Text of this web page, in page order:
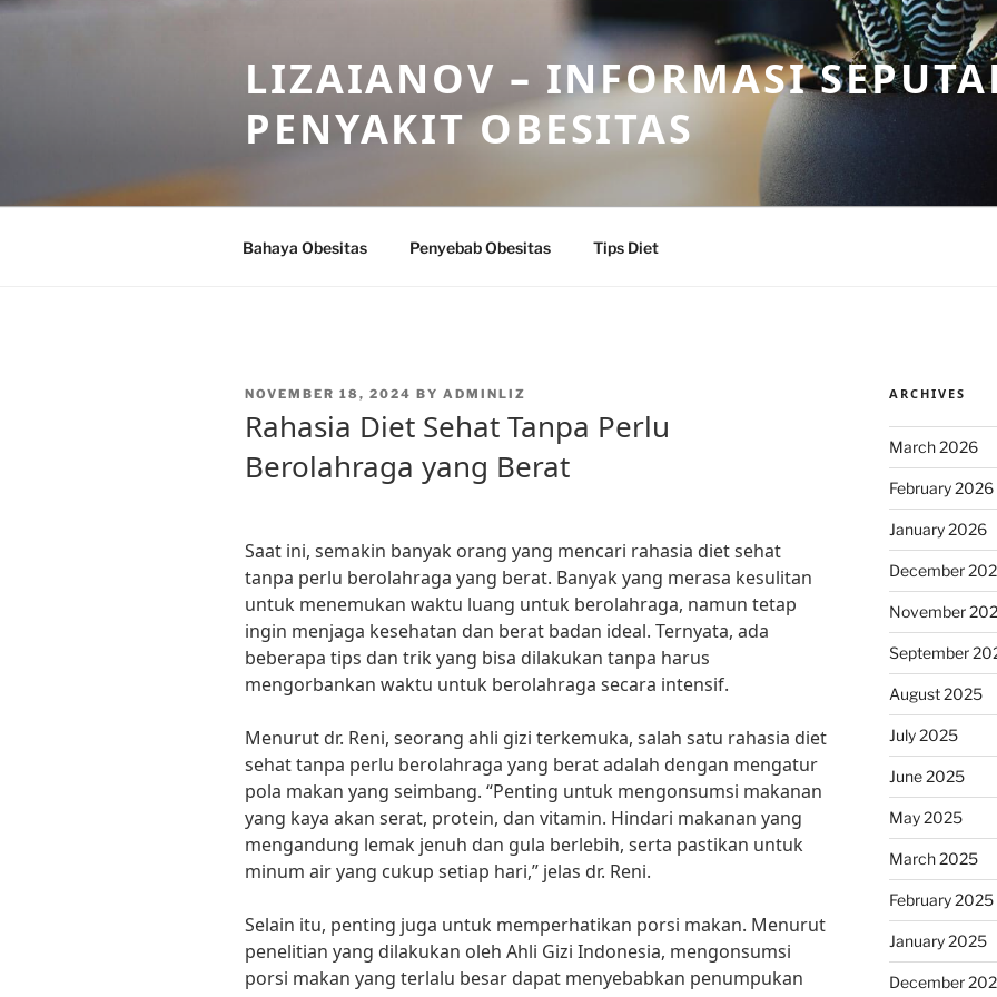
Skip
LIZAIANOV – INFORMASI
PENYAKIT OBESITAS
Bahaya Obesitas Penyebab Obesitas Tips Diet
POSTED
NOVEMBER 18, 2024 BY ADMINLIZ
Rahasia Diet Sehat Tanpa Perlu
Berolahraga yang Berat
Saat ini, semakin banyak orang yang mencari rahasia diet sehat
tanpa perlu berolahraga yang berat. Banyak yang merasa kesulitan
untuk menemukan waktu luang untuk berolahraga, namun tetap
ingin menjaga kesehatan dan berat badan ideal. Ternyata, ada
beberapa tips dan trik yang bisa dilakukan tanpa harus
mengorbankan waktu untuk berolahraga secara intensif.
Menurut dr. Reni, seorang ahli gizi terkemuka, salah satu rahasia diet
sehat tanpa perlu berolahraga yang berat adalah dengan mengatur
pola makan yang seimbang. “Penting untuk mengonsumsi makanan
yang kaya akan serat, protein, dan vitamin. Hindari makanan yang
mengandung lemak jenuh dan gula berlebih, serta pastikan untuk
minum air yang cukup setiap hari,” jelas dr. Reni.
Selain itu, penting juga untuk memperhatikan porsi makan. Menurut
penelitian yang dilakukan oleh Ahli Gizi Indonesia, mengonsumsi
porsi makan yang terlalu besar dapat menyebabkan penumpukan
ARCHIVES
March 2026
February 2026
January 2026
December
November
September
August 2025
July 2025
June 2025
May 2025
March 2025
February 2025
January 2025
December